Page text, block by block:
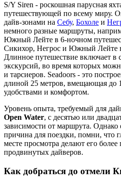
S/Y Siren - роскошная парусная
путешествующей по всему миру.
дайв-зонами на Себу, Бохоле и
немного разные маршруты,
Южный Лейте в 6-ночном
Сикихор, Негрос и Южный Лейте
Длинное путешествие включает в
экскурсий, во время которых
и тарсиеров. Seadoors - это
длиной 25 метров, вмещающая до
удобствами и комфортом.
Уровень опыта, требуемый для
Open Water, с десятью или
зависимости от маршрута. Однако
причина для поездки, помни, что
месте просмотра делают его
продвинутых дайверов.
Как добраться до отмели